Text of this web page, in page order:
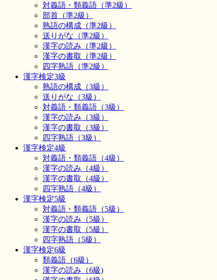
対義語・類義語（準2級）
部首（準2級）
熟語の構成（準2級）
送りがな（準2級）
漢字の読み（準2級）
漢字の書取（準2級）
四字熟語（準2級）
漢字検定3級
熟語の構成（3級）
送りがな（3級）
対義語・類義語（3級）
漢字の読み（3級）
漢字の書取（3級）
四字熟語（3級）
漢字検定4級
対義語・類義語（4級）
漢字の読み（4級）
漢字の書取（4級）
四字熟語（4級）
漢字検定5級
対義語・類義語（5級）
漢字の読み（5級）
漢字の書取（5級）
四字熟語（5級）
漢字検定6級
類義語（6級）
漢字の読み（6級)